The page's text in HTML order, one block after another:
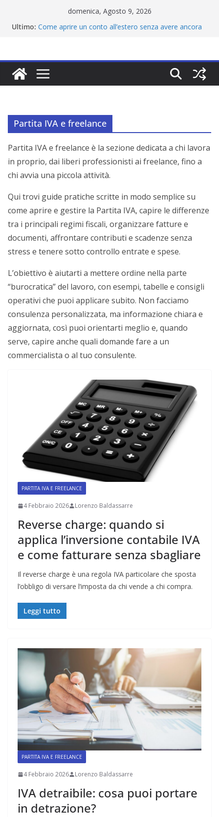
domenica, Agosto 9, 2026
Ultimo: Come aprire un conto all’estero senza avere ancora
Carta di debito: cos’è, come funziona e quale
scegliere
Partita IVA e freelance
Partita IVA e freelance è la sezione dedicata a chi lavora
in proprio, dai liberi professionisti ai freelance, fino a
chi avvia una piccola attività.
Qui trovi guide pratiche scritte in modo semplice su
come aprire e gestire la Partita IVA, capire le differenze
tra i principali regimi fiscali, organizzare fatture e
documenti, affrontare contributi e scadenze senza
stress e tenere sotto controllo entrate e spese.
L’obiettivo è aiutarti a mettere ordine nella parte
“burocratica” del lavoro, con esempi, tabelle e consigli
operativi che puoi applicare subito. Non facciamo
consulenza personalizzata, ma informazione chiara e
aggiornata, così puoi orientarti meglio e, quando
serve, capire anche quali domande fare a un
commercialista o al tuo consulente.
PARTITA IVA E FREELANCE
4 Febbraio 2026 Lorenzo Baldassarre
Reverse charge: quando si
applica l’inversione contabile IVA
e come fatturare senza sbagliare
Il reverse charge è una regola IVA particolare che sposta
l’obbligo di versare l’imposta da chi vende a chi compra.
Leggi tutto
PARTITA IVA E FREELANCE
4 Febbraio 2026 Lorenzo Baldassarre
IVA detraibile: cosa puoi portare
in detrazione?